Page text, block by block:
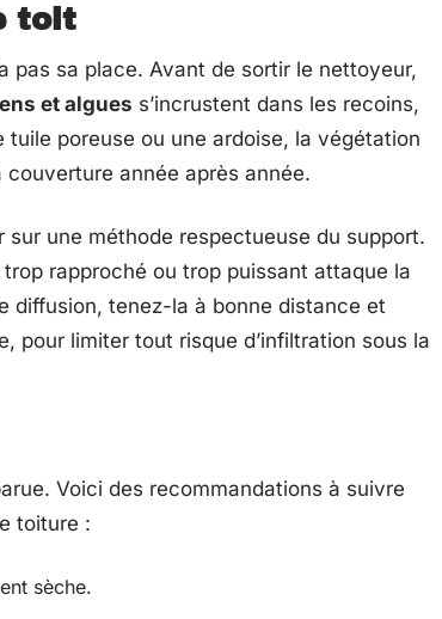
toit
pas sa place. Avant de sortir le nettoyeur,
et algues s’incrustent dans les recoins,
tuile poreuse ou une ardoise, la végétation
année après année.
une méthode respectueuse du support.
rapproché ou trop puissant attaque la
diffusion, tenez-la à bonne distance et
pour limiter tout risque d’infiltration sous la
Voici des recommandations à suivre
toiture :
sèche.